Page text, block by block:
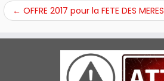
← OFFRE 2017 pour la FETE DES MERES